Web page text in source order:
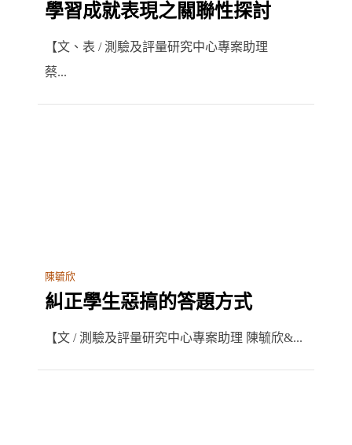
學習成就表現之關聯性探討
【文、表 / 測驗及評量研究中心專案助理
蔡...
陳毓欣
糾正學生惡搞的答題方式
【文 / 測驗及評量研究中心專案助理 陳毓欣&...